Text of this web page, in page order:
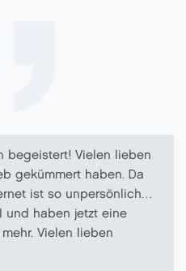
begeistert! Vielen lieben
gekümmert haben. Da
ist so unpersönlich…
und haben jetzt eine
Vielen lieben